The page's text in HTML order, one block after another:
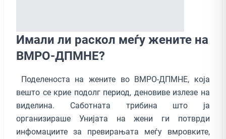
Имали ли раскол меѓу жените на
ВМРО-ДПМНЕ?
Поделеноста на жените во ВМРО-ДПМНЕ, која
вешто се крие подолг период, деновиве излезе на
виделина. Саботната трибина што ја
организираше Унијата на жени ги потврди
инфомациите за превирањата меѓу вмровките,